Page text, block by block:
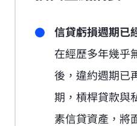
信貸虧損週期已
在經歷多年幾乎
後，違約週期已
期，槓桿貸款與
素信貸資產，將